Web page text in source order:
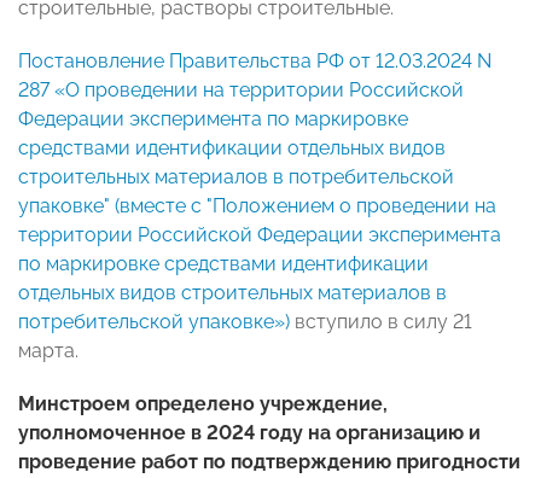
строительные, растворы строительные.
Постановление Правительства РФ от 12.03.2024 N
287 «О проведении на территории Российской
Федерации эксперимента по маркировке
средствами идентификации отдельных видов
строительных материалов в потребительской
упаковке" (вместе с "Положением о проведении на
территории Российской Федерации эксперимента
по маркировке средствами идентификации
отдельных видов строительных материалов в
потребительской упаковке») вступило в силу 21
марта.
Минстроем определено учреждение,
уполномоченное в 2024 году на организацию и
проведение работ по подтверждению пригодности